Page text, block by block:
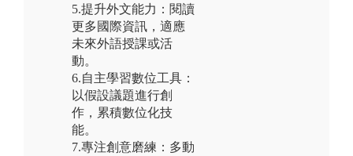
5.提升外文能力：閱讀
更多國際資訊，適應
未來外語授課或活
動。
6.自主學習數位工具：
以假設議題進行創
作，累積數位化技
能。
7.專注創意磨練：多動